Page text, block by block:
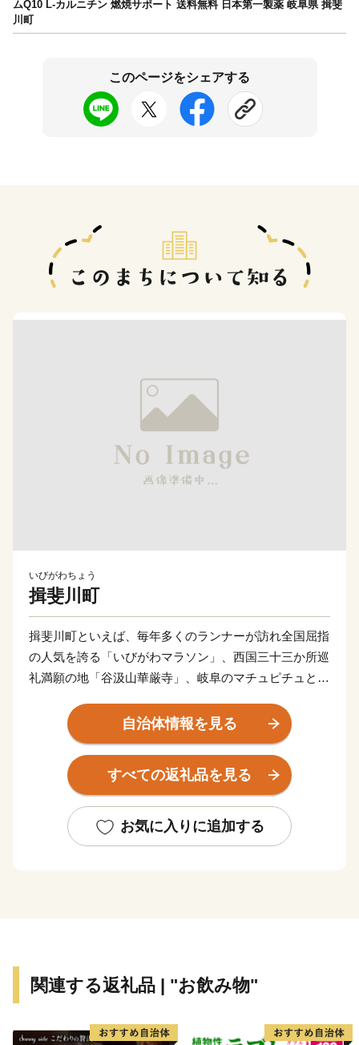
ムQ10 L-カルニチン 燃焼サポート 送料無料 日本第一製薬 岐阜県 揖斐
川町
このページをシェアする
いびがわちょう
揖斐川町
揖斐川町といえば、毎年多くのランナーが訪れ全国屈指
の人気を誇る「いびがわマラソン」、西国三十三か所巡
礼満願の地「谷汲山華厳寺」、岐阜のマチュピチュとも
祭り ありがとう花火」・・・ 広大な自然に育まれ、
歴史や文化が人々の生活に息づく町で、一人ひとりが支
え合い、知恵を出し合い、健康で幸せな暮らしを創り上
げています。 揖斐川町には、豊富な水や肥沃な大地の
慢の特産品がいっぱいです。ぜひ、揖斐川町の特産品を
お楽しみ下さい。
自治体情報を見る
すべての返礼品を見る
お気に入りに追加する
関連する返礼品 | "お飲み物"